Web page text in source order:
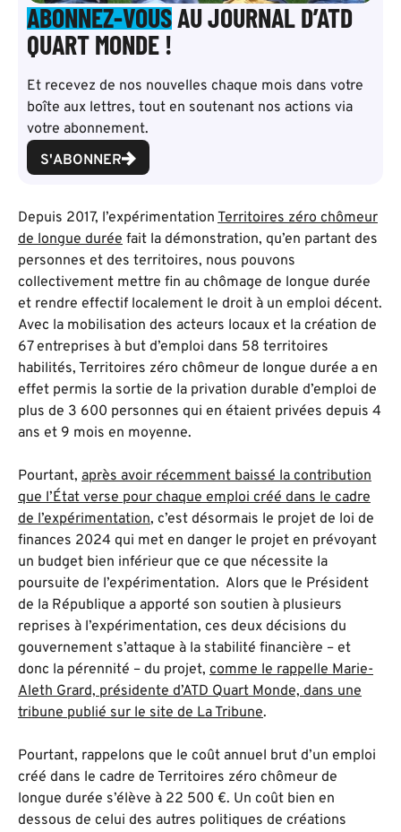
ABONNEZ-VOUSAU JOURNAL D’ATD
QUART MONDE !
Et recevez de nos nouvelles chaque mois dans votre
boîte aux lettres, tout en soutenant nos actions via
votre abonnement.
S'ABONNER
Depuis 2017, l’expérimentation Territoires zéro chômeur
de longue durée fait la démonstration, qu’en partant des
personnes et des territoires, nous pouvons
collectivement mettre fin au chômage de longue durée
et rendre effectif localement le droit à un emploi décent.
Avec la mobilisation des acteurs locaux et la création de
67 entreprises à but d’emploi dans 58 territoires
habilités, Territoires zéro chômeur de longue durée a en
effet permis la sortie de la privation durable d’emploi de
plus de 3 600 personnes qui en étaient privées depuis 4
ans et 9 mois en moyenne.
Pourtant, après avoir récemment baissé la contribution
que l’État verse pour chaque emploi créé dans le cadre
de l’expérimentation, c’est désormais le projet de loi de
finances 2024 qui met en danger le projet en prévoyant
un budget bien inférieur que ce que nécessite la
poursuite de l’expérimentation. Alors que le Président
de la République a apporté son soutien à plusieurs
reprises à l’expérimentation, ces deux décisions du
gouvernement s’attaque à la stabilité financière – et
donc la pérennité – du projet, comme le rappelle Marie-
Aleth Grard, présidente d’ATD Quart Monde, dans une
tribune publié sur le site deLa Tribune.
Pourtant, rappelons que le coût annuel brut d’un emploi
créé dans le cadre de Territoires zéro chômeur de
longue durée s’élève à 22 500 €. Un coût bien en
dessous de celui des autres politiques de créations